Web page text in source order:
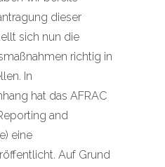
dieser
sich nun die
richtig in
In
hat das AFRAC
and
eine
Auf Grund